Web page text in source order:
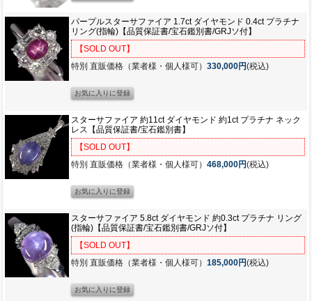
パープルスターサファイア 1.7ct ダイヤモンド 0.4ct プラチナ
リング(指輪)【品質保証書/宝石鑑別書/GRJソ付】
【SOLD OUT】
特別 直販価格（業者様・個人様可） 330,000円(税込)
スターサファイア 約11ct ダイヤモンド 約1ct プラチナ ネック
レス【品質保証書/宝石鑑別書】
【SOLD OUT】
特別 直販価格（業者様・個人様可） 468,000円(税込)
スターサファイア 5.8ct ダイヤモンド 約0.3ct プラチナ リング
(指輪)【品質保証書/宝石鑑別書/GRJソ付】
【SOLD OUT】
特別 直販価格（業者様・個人様可） 185,000円(税込)